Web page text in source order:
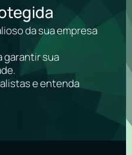
da sua empresa
garantir sua
e entenda